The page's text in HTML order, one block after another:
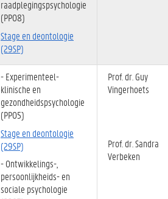
raadplegingspsychologie
(PP08)
Stage en deontologie
(29SP)
- Experimenteel-
klinische en
gezondheidspsychologie
(PP05)
Stage en deontologie
(29SP)
- Ontwikkelings-,
persoonlijkheids- en
sociale psychologie
Prof. dr. Guy
Vingerhoets
Prof. dr. Sandra
Verbeken